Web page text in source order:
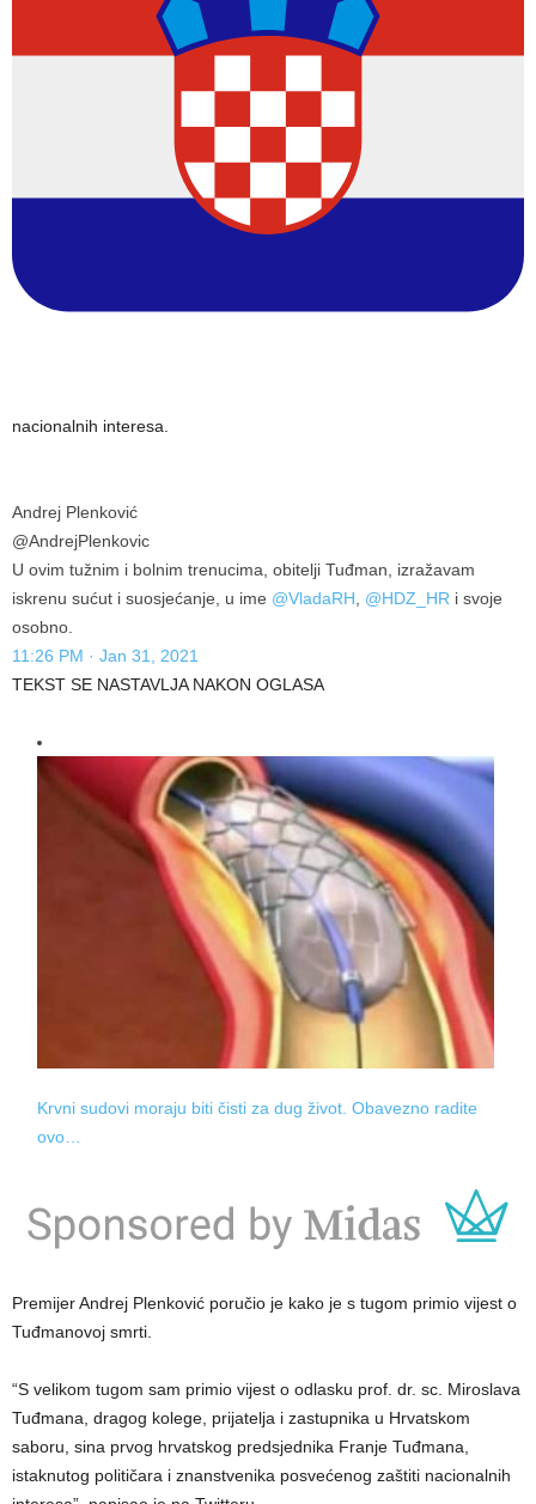
nacionalnih interesa.
Andrej Plenković
@AndrejPlenkovic
U ovim tužnim i bolnim trenucima, obitelji Tuđman, izražavam
iskrenu sućut i suosjećanje, u ime @VladaRH @HDZ_HR i svoje
osobno.
11:26 PM · Jan 31, 2021
TEKST SE NASTAVLJA NAKON OGLASA
Krvni sudovi moraju biti čisti za dug život. Obavezno radite
ovo…
Premijer Andrej Plenković poručio je kako je s tugom primio vijest o
Tuđmanovoj smrti.
“S velikom tugom sam primio vijest o odlasku prof. dr. sc. Miroslava
Tuđmana, dragog kolege, prijatelja i zastupnika u Hrvatskom
saboru, sina prvog hrvatskog predsjednika Franje Tuđmana,
istaknutog političara i znanstvenika posvećenog zaštiti nacionalnih